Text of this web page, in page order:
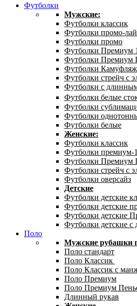
Футболки
Мужские:
Футболки классик
Футболки промо-
Футболки промо
Футболки Премиум
Футболки Премиум
Футболки Камуфляж
Футболки стрейч с
Футболки с
Футболки белые
Футболки
Футболки
Футболки белые
Женские:
Футболки классик
Футболки премиум-
Футболки Премиум
Футболки стрейч с
Футболки оверсайз
Детские
Футболки детские
Футболки детские
Футболки детские
Футболки детские
Поло
Мужские рубашки
Поло стандарт
Поло Классик
Поло Классик с
Поло Премиум
Поло Премиум
Длинный рукав